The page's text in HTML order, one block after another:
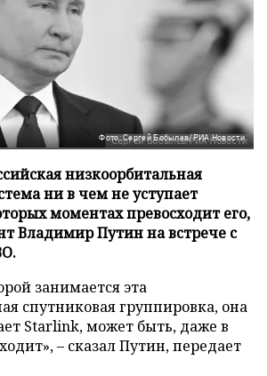
Фото: Сергей Бобылев/РИА Новости
низкоорбитальная
ни в чем не уступает
моментах превосходит его,
Владимир Путин на встрече с
занимается эта
спутниковая группировка, она
Starlink, может быть, даже в
– сказал Путин, передает